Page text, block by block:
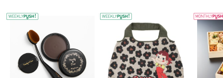
WEEKLY PUSH